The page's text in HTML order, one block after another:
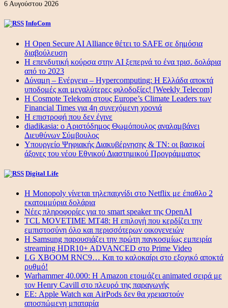
6 Αυγούστου 2026
InfoCom
Η Open Secure AI Alliance θέτει το SAFE σε δημόσια
διαβούλευση
Η επενδυτική κούρσα στην AI ξεπερνά το ένα τρισ. δολάρια
από το 2023
Δύναμη – Ενέργεια – Ηypercomputing: Η Ελλάδα αποκτά
υποδομές και μεγαλύτερες φιλοδοξίες! [Weekly Telecom]
Η Cosmote Telekom στους Europe’s Climate Leaders των
Financial Times για 4η συνεχόμενη χρονιά
Η επιστροφή που δεν έγινε
diadikasia: ο Αριστόδημος Θωμόπουλος αναλαμβάνει
Διευθύνων Σύμβουλος
Υπουργείο Ψηφιακής Διακυβέρνησης & ΤΝ: οι βασικοί
άξονες του νέου Εθνικού Διαστημικού Προγράμματος
Digital Life
Η Monopoly γίνεται τηλεπαιχνίδι στο Netflix με έπαθλο 2
εκατομμύρια δολάρια
Νέες πληροφορίες για το smart speaker της OpenAI
TCL MOVETIME MT48: Η επιλογή που κερδίζει την
εμπιστοσύνη όλο και περισσότερων οικογενειών
Η Samsung παρουσιάζει την πρώτη παγκοσμίως εμπειρία
streaming HDR10+ ADVANCED στο Prime Video
LG XBOOM RNC9… Και το καλοκαίρι στο εξοχικό αποκτά
ρυθμό!
Warhammer 40.000: Η Amazon ετοιμάζει animated σειρά με
τον Henry Cavill στο πλευρό της παραγωγής
ΕΕ: Apple Watch και AirPods δεν θα χρειαστούν
αποσπώμενη μπαταρία